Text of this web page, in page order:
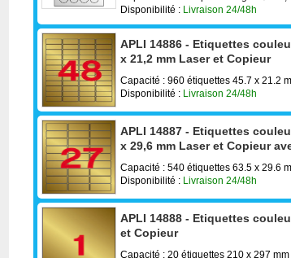
Disponibilité : Livraison 24/48h
APLI 14886 - Etiquettes
x 21,2 mm Laser et Copieur
Capacité : 960 étiquettes 45.7 x 21.2
Disponibilité : Livraison 24/48h
APLI 14887 - Etiquettes
x 29,6 mm Laser et Copieur
Capacité : 540 étiquettes 63.5 x 29.6
Disponibilité : Livraison 24/48h
APLI 14888 - Etiquettes
et Copieur
Capacité : 20 étiquettes 210 x 297 mm